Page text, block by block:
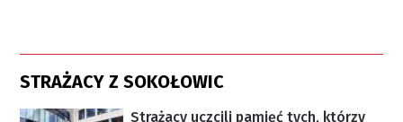
STRAŻACY Z SOKOŁOWIC
Strażacy uczcili pamięć tych, którzy